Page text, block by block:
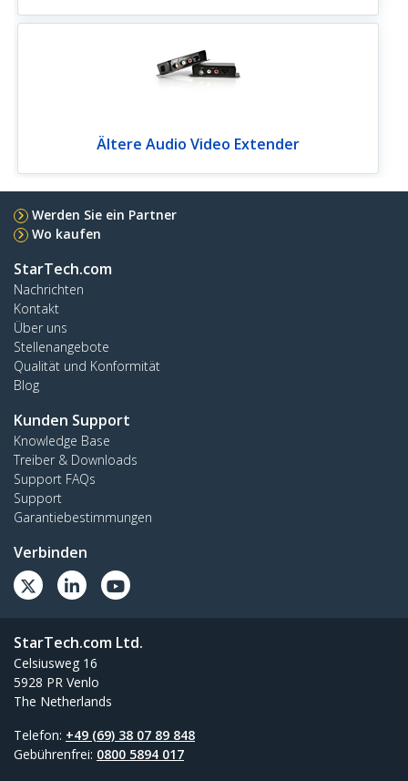
Ältere Audio Video Extender
Werden Sie ein Partner
Wo kaufen
StarTech.com
Nachrichten
Kontakt
Über uns
Stellenangebote
Qualität und Konformität
Blog
Kunden Support
Knowledge Base
Treiber & Downloads
Support FAQs
Support
Garantiebestimmungen
Verbinden
StarTech.com Ltd.
Celsiusweg 16
5928 PR Venlo
The Netherlands
Telefon: +49 (69) 38 07 89 848
Gebührenfrei: 0800 5894 017